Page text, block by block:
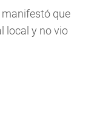
manifestó que
local y no vio